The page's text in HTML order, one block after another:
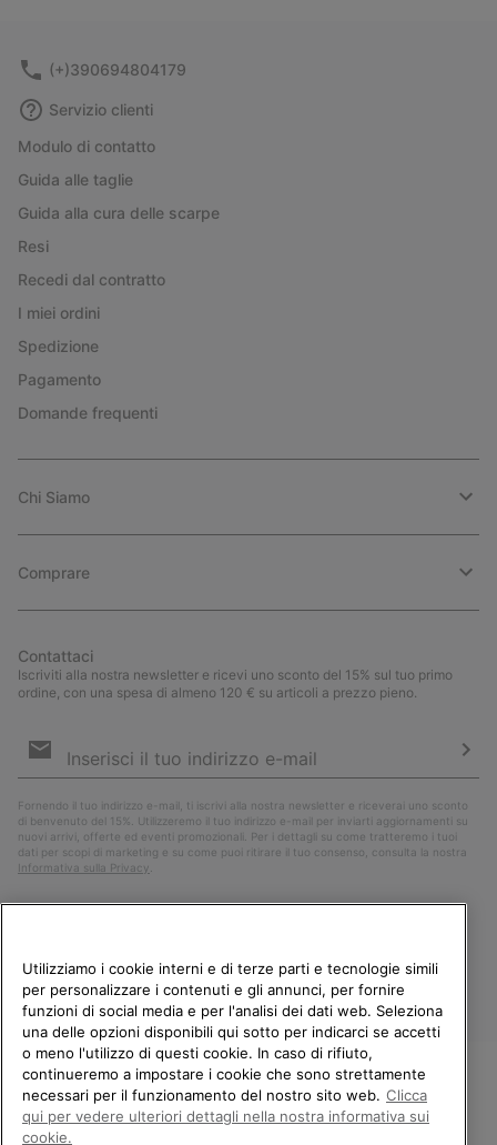
(+)390694804179
Servizio clienti
Modulo di contatto
Guida alle taglie
Guida alla cura delle scarpe
Resi
Recedi dal contratto
I miei ordini
Spedizione
Pagamento
Domande frequenti
Chi Siamo
Comprare
Contattaci
Iscriviti alla nostra newsletter e ricevi uno sconto del 15% sul tuo primo
ordine, con una spesa di almeno 120 € su articoli a prezzo pieno.
e-
Fornendo il tuo indirizzo e-mail, ti iscrivi alla nostra newsletter e riceverai uno sconto
di benvenuto del 15%. Utilizzeremo il tuo indirizzo e-mail per inviarti aggiornamenti su
nuovi arrivi, offerte ed eventi promozionali. Per i dettagli su come tratteremo i tuoi
dati per scopi di marketing e su come puoi ritirare il tuo consenso, consulta la nostra
Informativa sulla Privacy
Italia
©2026Columbia Sportswear Company. Avenue des Morgines, 12 1213
Petit-Lancy Switzerland. Tutti i diritti riservati.
BENVENUTO/A IN SOREL.
SELEZIONA IL TUO PAESE DI
Utilizziamo i cookie interni e di terze parti e tecnologie simili
per personalizzare i contenuti e gli annunci, per fornire
funzioni di social media e per l'analisi dei dati web. Seleziona
una delle opzioni disponibili qui sotto per indicarci se accetti
o meno l'utilizzo di questi cookie. In caso di rifiuto,
continueremo a impostare i cookie che sono strettamente
necessari per il funzionamento del nostro sito web. Clicca
qui per vedere ulteriori dettagli nella nostra informativa sui
cookie.